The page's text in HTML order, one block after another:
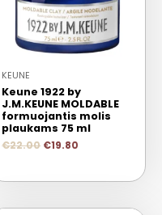
KEUNE
Keune 1922 by
J.M.KEUNE MOLDABLE
formuojantis molis
plaukams 75 ml
€22.00 €19.80